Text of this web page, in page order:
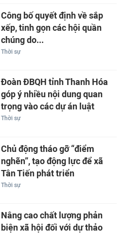
Công bố quyết định về sắp
xếp, tinh gọn các hội quần
chúng do...
Thời sự
Đoàn ĐBQH tỉnh Thanh Hóa
góp ý nhiều nội dung quan
trọng vào các dự án luật
Thời sự
Chủ động tháo gỡ “điểm
nghẽn”, tạo động lực để xã
Tân Tiến phát triển
Thời sự
Nâng cao chất lượng phản
biện xã hội đối với dự thảo